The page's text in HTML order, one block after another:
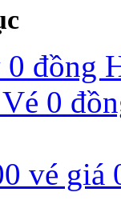
0 đồng
0
vé